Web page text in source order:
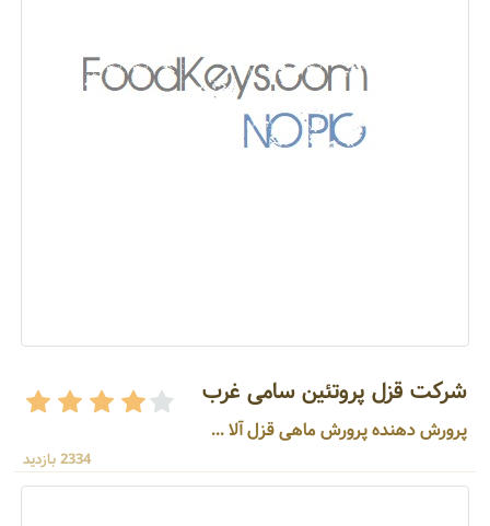
شرکت قزل پروتئین سامی غرب
پرورش دهنده پرورش ماهی قزل آلا ...
2334 بازدید